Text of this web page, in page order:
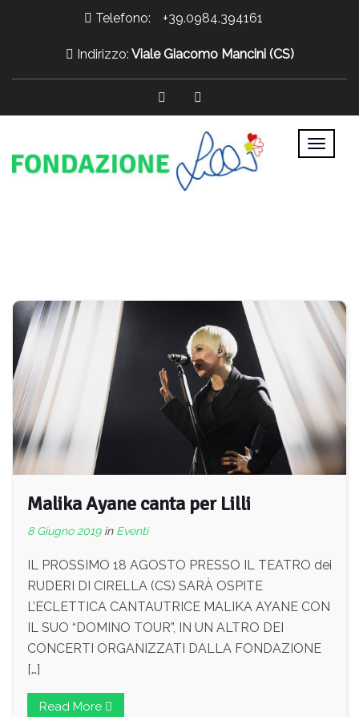
Telefono: +39.0984.394161
Indirizzo: Viale Giacomo Mancini (CS)
Malika Ayane canta per Lilli
8 Giugno 2019 in Eventi
IL PROSSIMO 18 AGOSTO PRESSO IL TEATRO dei
RUDERI DI CIRELLA (CS) SARÀ OSPITE
L’ECLETTICA CANTAUTRICE MALIKA AYANE CON
IL SUO “DOMINO TOUR”, IN UN ALTRO DEI
CONCERTI ORGANIZZATI DALLA FONDAZIONE
[…]
Read More